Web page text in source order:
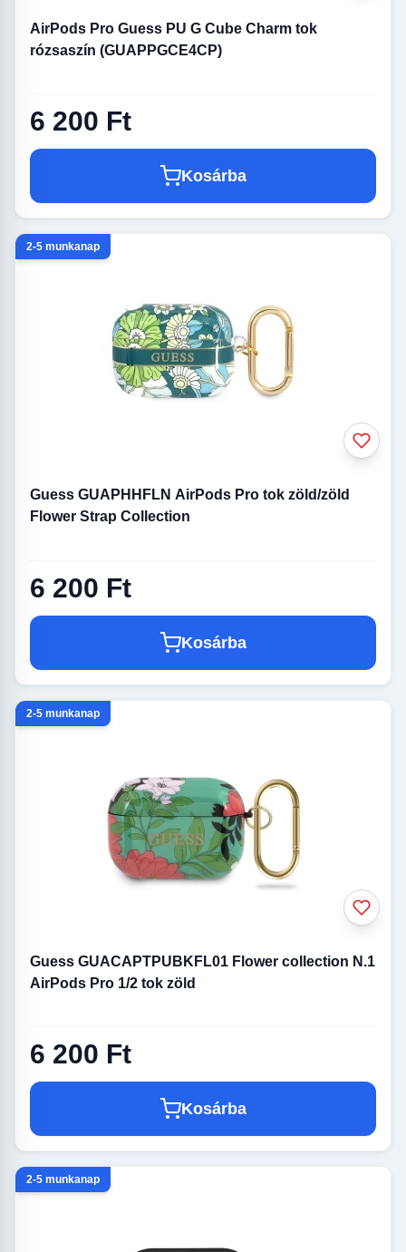
AirPods Pro Guess PU G Cube Charm tok
rózsaszín (GUAPPGCE4CP)
6 200 Ft
Kosárba
2-5 munkanap
Guess GUAPHHFLN AirPods Pro tok zöld/zöld
Flower Strap Collection
6 200 Ft
Kosárba
2-5 munkanap
Guess GUACAPTPUBKFL01 Flower collection N.1
AirPods Pro 1/2 tok zöld
6 200 Ft
Kosárba
2-5 munkanap